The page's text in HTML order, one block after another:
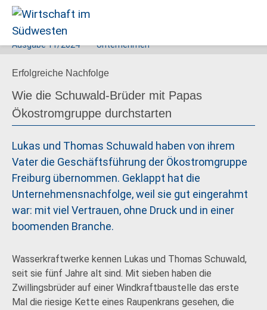
im
Südwesten
Ausgabe11/2024 Unternehmen
Erfolgreiche Nachfolge
Wie die Schuwald-Brüder mit Papas
Ökostromgruppe durchstarten
Lukas und Thomas Schuwald haben von ihrem
Vater die Geschäftsführung der Ökostromgruppe
Freiburg übernommen. Geklappt hat die
Unternehmensnachfolge, weil sie gut eingerahmt
war: mit viel Vertrauen, ohne Druck und in einer
boomenden Branche.
Wasserkraftwerke kennen Lukas und Thomas Schuwald,
seit sie fünf Jahre alt sind. Mit sieben haben die
Zwillingsbrüder auf einer Windkraftbaustelle das erste
Mal die riesige Kette eines Raupenkrans gesehen, die